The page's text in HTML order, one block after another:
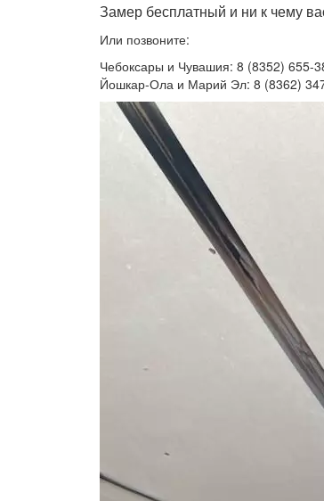
Замер бесплатный и ни к чему
Или позвоните:
Чебоксары и Чувашия: 8 (8352) 655-
Йошкар-Ола и Марий Эл: 8 (8362)